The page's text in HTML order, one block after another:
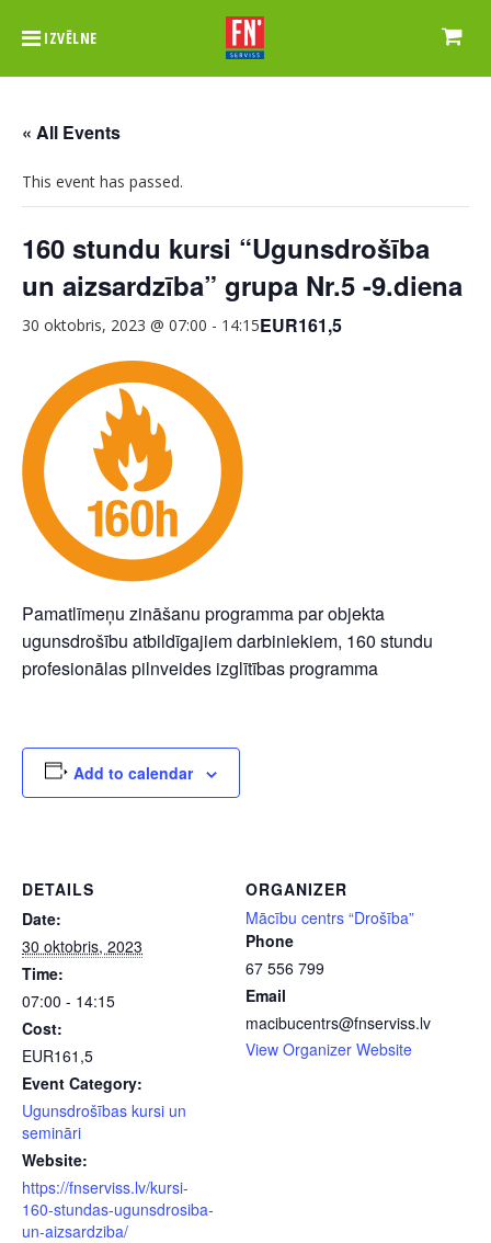
IZVĒLNE
« All Events
This event has passed.
160 stundu kursi “Ugunsdrošība
un aizsardzība” grupa Nr.5 -9.diena
30 oktobris, 2023 @ 07:00 - 14:15EUR161,5
Pamatlīmeņu zināšanu programma par objekta
ugunsdrošību atbildīgajiem darbiniekiem, 160 stundu
profesionālas pilnveides izglītības programma
Add to calendar
DETAILS
Date:
30 oktobris, 2023
Time:
07:00 - 14:15
Cost:
EUR161,5
Event Category:
Ugunsdrošības kursi un
semināri
Website:
https://fnserviss.lv/kursi-
160-stundas-ugunsdrosiba-
un-aizsardziba/
ORGANIZER
Mācību centrs “Drošība”
Phone
67 556 799
Email
macibucentrs@fnserviss.lv
View Organizer Website